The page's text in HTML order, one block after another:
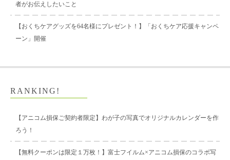
者がお伝えしたいこと
【おくちケアグッズを64名様にプレゼント！】「おくちケア応援キャンペ
ーン」開催
RANKING!
【アニコム損保ご契約者限定】わが子の写真でオリジナルカレンダーを作
ろう！
【無料クーポンは限定１万枚！】富士フイルム×アニコム損保のコラボ写